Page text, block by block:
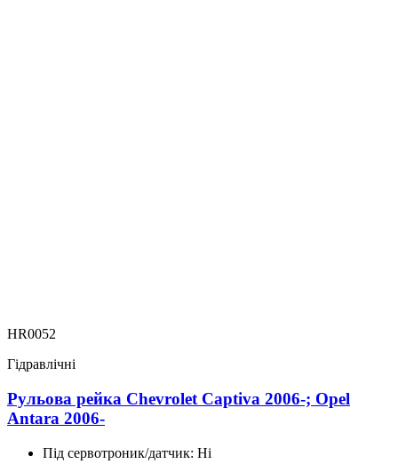
HR0052
Гідравлічні
Рульова рейка Chevrolet Captiva 2006-; Opel
Antara 2006-
Під сервотроник/датчик: Ні